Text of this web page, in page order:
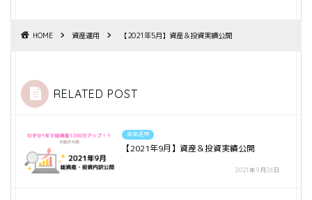
HOME 資産運用 【2021年5月】資産＆投資実績公開
RELATED POST
資産運用
【2021年9月】資産＆投資実績公開
2021年9月26日